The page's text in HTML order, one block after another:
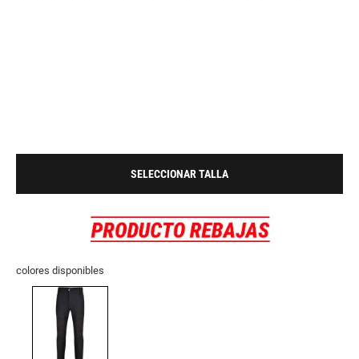
SELECCIONAR TALLA
colores disponibles